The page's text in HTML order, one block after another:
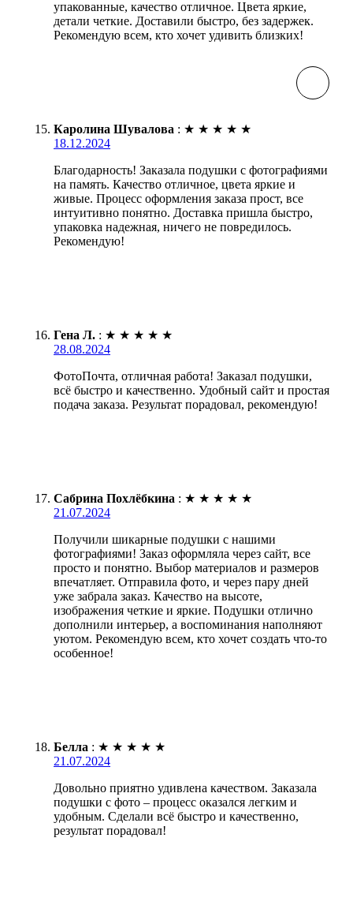
упакованные, качество отличное. Цвета яркие,
детали четкие. Доставили быстро, без задержек.
Рекомендую всем, кто хочет удивить близких!
Каролина Шувалова : ★ ★ ★ ★ ★
18.12.2024
Благодарность! Заказала подушки с фотографиями
на память. Качество отличное, цвета яркие и
живые. Процесс оформления заказа прост, все
интуитивно понятно. Доставка пришла быстро,
упаковка надежная, ничего не повредилось.
Рекомендую!
Гена Л. : ★ ★ ★ ★ ★
28.08.2024
ФотоПочта, отличная работа! Заказал подушки,
всё быстро и качественно. Удобный сайт и простая
подача заказа. Результат порадовал, рекомендую!
Сабрина Похлёбкина : ★ ★ ★ ★ ★
21.07.2024
Получили шикарные подушки с нашими
фотографиями! Заказ оформляла через сайт, все
просто и понятно. Выбор материалов и размеров
впечатляет. Отправила фото, и через пару дней
уже забрала заказ. Качество на высоте,
изображения четкие и яркие. Подушки отлично
дополнили интерьер, а воспоминания наполняют
уютом. Рекомендую всем, кто хочет создать что-то
особенное!
Белла : ★ ★ ★ ★ ★
21.07.2024
Довольно приятно удивлена качеством. Заказала
подушки с фото – процесс оказался легким и
удобным. Сделали всё быстро и качественно,
результат порадовал!